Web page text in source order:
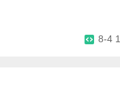
8-4